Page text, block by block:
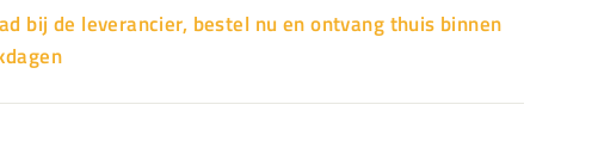
bij de leverancier, bestel nu en ontvang thuis binnen